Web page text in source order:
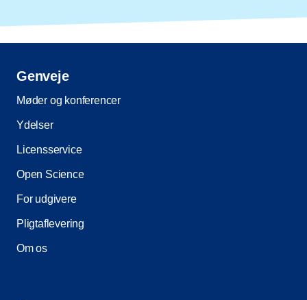
Genveje
Møder og konferencer
Ydelser
Licensservice
Open Science
For udgivere
Pligtaflevering
Om os